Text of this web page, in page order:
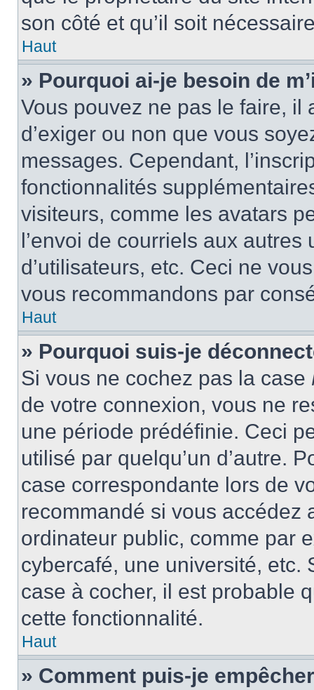
son côté et qu’il soit
Haut
» Pourquoi ai-je besoin de
Vous pouvez ne pas le faire, il
d’exiger ou non que vous
messages. Cependant,
fonctionnalités
visiteurs, comme les avatars
l’envoi de courriels aux
d’utilisateurs, etc. Ceci ne
vous recommandons par
Haut
» Pourquoi suis-je
Si vous ne cochez pas la case
de votre connexion, vous ne
une période prédéfinie. Ceci
utilisé par quelqu’un d’autre.
case correspondante lors de
recommandé si vous accédez
ordinateur public, comme par
cybercafé, une université, etc.
case à cocher, il est probable
cette fonctionnalité.
Haut
» Comment puis-je